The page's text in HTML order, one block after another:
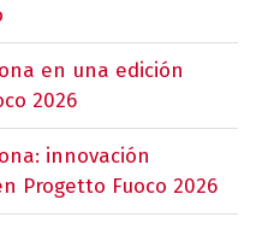
en una edición
2026
innovación
Progetto Fuoco 2026